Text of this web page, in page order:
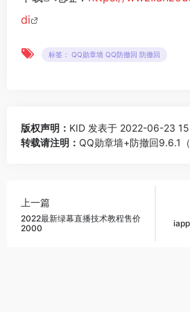
di
标签： QQ勋章墙 QQ防撤回 防撤回
版权声明： KID 发表于 2022-06-23
转载请注明： QQ勋章墙+防撤回9.6.1
上一篇
2022最新绿幕直播技术教程售价
2000